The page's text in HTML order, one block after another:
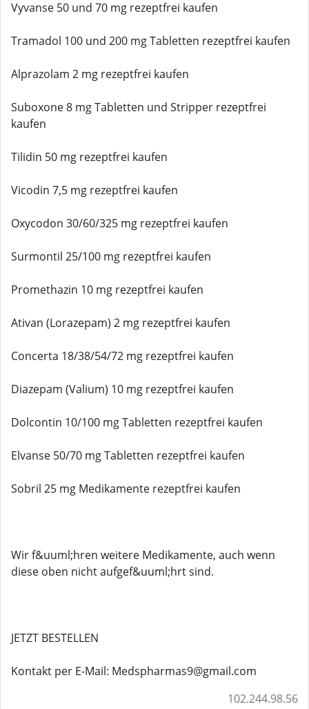
Vyvanse 50 und 70 mg rezeptfrei kaufen
Tramadol 100 und 200 mg Tabletten rezeptfrei kaufen
Alprazolam 2 mg rezeptfrei kaufen
Suboxone 8 mg Tabletten und Stripper rezeptfrei
kaufen
Tilidin 50 mg rezeptfrei kaufen
Vicodin 7,5 mg rezeptfrei kaufen
Oxycodon 30/60/325 mg rezeptfrei kaufen
Surmontil 25/100 mg rezeptfrei kaufen
Promethazin 10 mg rezeptfrei kaufen
Ativan (Lorazepam) 2 mg rezeptfrei kaufen
Concerta 18/38/54/72 mg rezeptfrei kaufen
Diazepam (Valium) 10 mg rezeptfrei kaufen
Dolcontin 10/100 mg Tabletten rezeptfrei kaufen
Elvanse 50/70 mg Tabletten rezeptfrei kaufen
Sobril 25 mg Medikamente rezeptfrei kaufen
Wir f&uuml;hren weitere Medikamente, auch wenn
diese oben nicht aufgef&uuml;hrt sind.
JETZT BESTELLEN
Kontakt per E-Mail: Medspharmas9@gmail.com
102.244.98.56